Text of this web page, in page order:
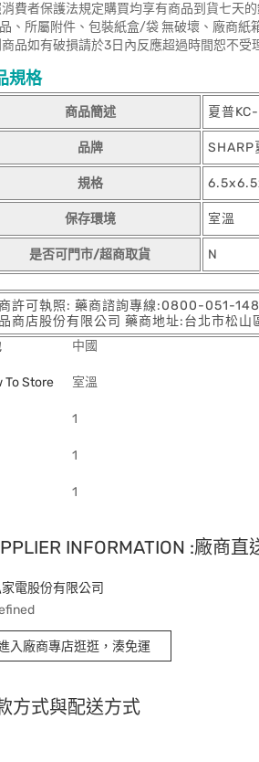
費者保護法規定購買均享有商品到貨七天
、所屬附件、包裝紙盒/袋 無破壞、廠商紙
品如有破損請於3日內反應超過時間恕不受
規格
商品簡述 夏普
品牌 SHARP
規格
保存環境 室溫
是否可門市/超商取貨 N
許可執照: 藥商諮詢專線:0800-051-148
商店股份有限公司 藥商地址:台北市松
中國
To Store 室溫
1
1
1
INFORMATION :廠商直
電股份有限公司
入廠商專店逛逛，湊免運
方式與配送方式